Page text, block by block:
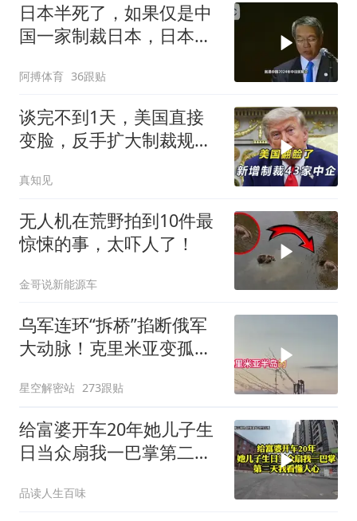
日本半死了，如果仅是中
国一家制裁日本，日本可
阿搏体育 36跟贴
谈完不到1天，美国直接
变脸，反手扩大制裁规
真知见
无人机在荒野拍到10件最
惊悚的事，太吓人了！
金哥说新能源车
乌军连环“拆桥”掐断俄军
大动脉！克里米亚变孤
家”？
星空解密站 273跟贴
给富婆开车20年她儿子生
日当众扇我一巴掌第二天
品读人生百味